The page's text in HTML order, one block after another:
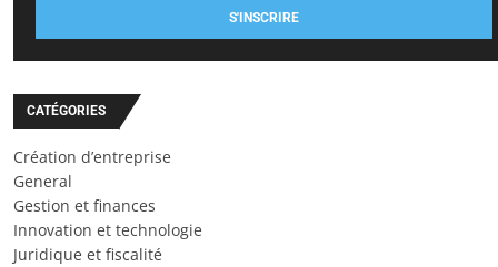
S'INSCRIRE
CATÉGORIES
Création d’entreprise
General
Gestion et finances
Innovation et technologie
Juridique et fiscalité